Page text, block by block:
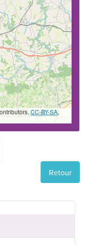
CC-BY-SA,
Retour